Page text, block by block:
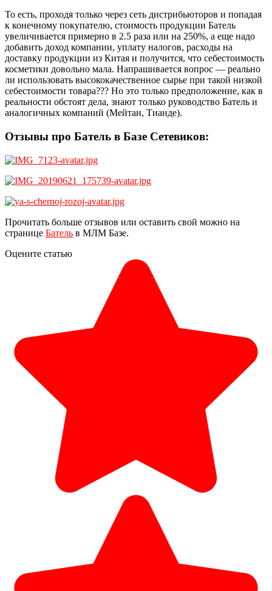
То есть, проходя только через сеть дистрибьюторов и попадая
к конечному покупателю, стоимость продукции Батель
увеличивается примерно в 2.5 раза или на 250%, а еще надо
добавить доход компании, уплату налогов, расходы на
доставку продукции из Китая и получится, что себестоимость
косметики довольно мала. Напрашивается вопрос — реально
ли использовать высококачественное сырье при такой низкой
себестоимости товара??? Но это только предположение, как в
реальности обстоят дела, знают только руководство Батель и
аналогичных компаний (Мейтан, Тианде).
Отзывы про Батель в Базе Сетевиков:
Прочитать больше отзывов или оставить свой можно на
странице Батель в МЛМ Базе.
Оцените статью